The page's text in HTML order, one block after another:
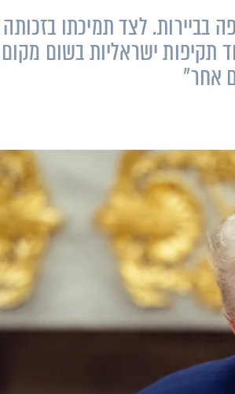
בביירות. לצד תמיכתו
תקיפות ישראליות בשום מקום
אחר״